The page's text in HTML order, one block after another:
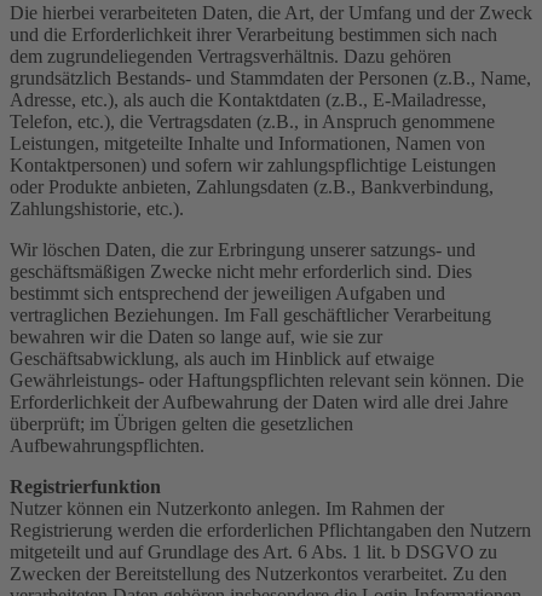
Die hierbei verarbeiteten Daten, die Art, der Umfang und der Zweck
und die Erforderlichkeit ihrer Verarbeitung bestimmen sich nach
dem zugrundeliegenden Vertragsverhältnis. Dazu gehören
grundsätzlich Bestands- und Stammdaten der Personen (z.B., Name,
Adresse, etc.), als auch die Kontaktdaten (z.B., E-Mailadresse,
Telefon, etc.), die Vertragsdaten (z.B., in Anspruch genommene
Leistungen, mitgeteilte Inhalte und Informationen, Namen von
Kontaktpersonen) und sofern wir zahlungspflichtige Leistungen
oder Produkte anbieten, Zahlungsdaten (z.B., Bankverbindung,
Zahlungshistorie, etc.).
Wir löschen Daten, die zur Erbringung unserer satzungs- und
geschäftsmäßigen Zwecke nicht mehr erforderlich sind. Dies
bestimmt sich entsprechend der jeweiligen Aufgaben und
vertraglichen Beziehungen. Im Fall geschäftlicher Verarbeitung
bewahren wir die Daten so lange auf, wie sie zur
Geschäftsabwicklung, als auch im Hinblick auf etwaige
Gewährleistungs- oder Haftungspflichten relevant sein können. Die
Erforderlichkeit der Aufbewahrung der Daten wird alle drei Jahre
überprüft; im Übrigen gelten die gesetzlichen
Aufbewahrungspflichten.
Registrierfunktion
Nutzer können ein Nutzerkonto anlegen. Im Rahmen der
Registrierung werden die erforderlichen Pflichtangaben den Nutzern
mitgeteilt und auf Grundlage des Art. 6 Abs. 1 lit. b DSGVO zu
Zwecken der Bereitstellung des Nutzerkontos verarbeitet. Zu den